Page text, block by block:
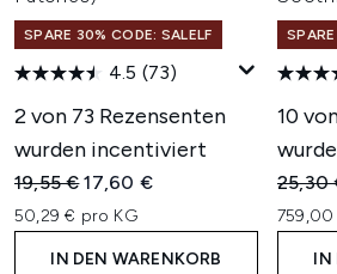
SPARE 30% CODE: SALELF
4.5 (73)
2 von 73 Rezensenten
wurden incentiviert
Unverbindliche Preisempfehlung:
19,55 €Aktueller Preis:
17,60 €
50,29 € pro KG
IN DEN WARENKORB
10
25,30
IN